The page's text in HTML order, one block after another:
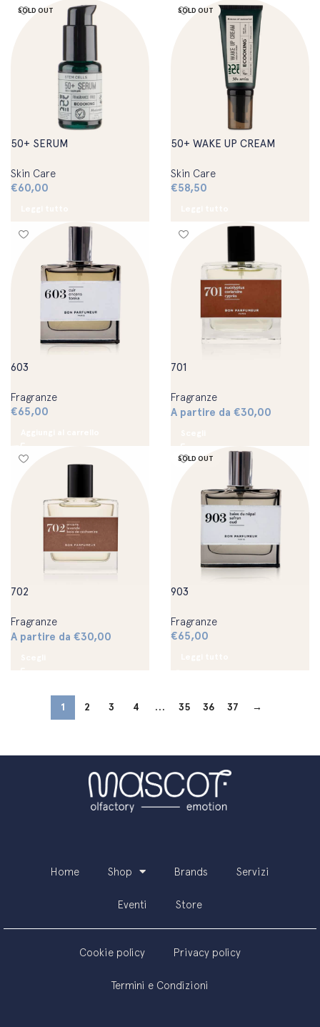
SOLD OUT
50+ SERUM
Skin Care
€60,00
SOLD OUT
50+ WAKE UP CREAM
Skin Care
€58,50
603
Fragranze
€65,00
701
Fragranze
A partire da €30,00
702
Fragranze
A partire da €30,00
SOLD OUT
903
Fragranze
€65,00
1 2 3 4 … 35 36 37 →
Home Shop Brands Servizi
Eventi Store
Cookie policy Privacy policy
Termini e Condizioni